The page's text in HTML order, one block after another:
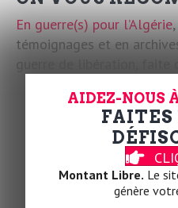
En guerre(s) pour l’Algérie
témoignages et en
guerre de libération, faite
ÇA SE PASSE
AIDEZ-NOUS
FAITES
Montant Libre. Le
génère